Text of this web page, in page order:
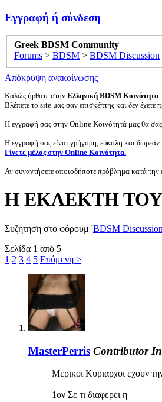
Εγγραφή ή σύνδεση
Greek BDSM Community
Forums > BDSM > BDSM Discussion
Απόκρυψη ανακοίνωσης
Καλώς ήρθατε στην Ελληνική BDSM Κοινότητα.
Βλέπετε το site μας σαν επισκέπτης και δεν έχετε
Η εγγραφή σας στην Online Κοινότητά μας θα
Η εγγραφή σας είναι γρήγορη, εύκολη και δωρεάν.
Γίνετε μέλος στην Online Κοινότητα.
Αν συναντήσετε οποιοδήποτε πρόβλημα κατά
Η ΕΚΛΕΚΤΗ ΤΟΥ
Συζήτηση στο φόρουμ 'BDSM Discussion
Σελίδα 1 από 5
1 2 3 4 5 Επόμενη >
MasterPerris Contributor
Μερικοι Κυριαρχοι εχουν
1ον Σε τι διαφερει η